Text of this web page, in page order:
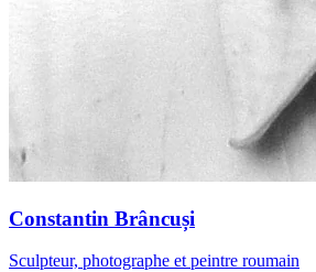
Constantin Brâncuși
Sculpteur, photographe et peintre roumain